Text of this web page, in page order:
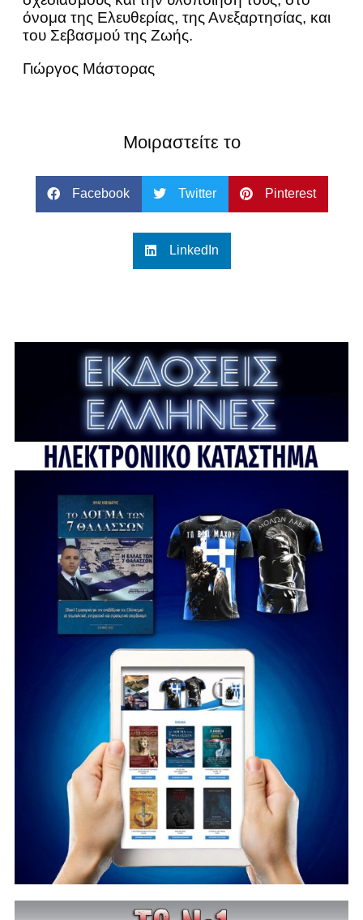
όνομα της Ελευθερίας, της Ανεξαρτησίας, και
του Σεβασμού της Ζωής.
Γιώργος Μάστορας
Μοιραστείτε το
Facebook Twitter Pinterest
LinkedIn